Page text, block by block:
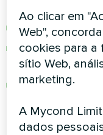
Processar
Não transferir
autorizados
Excluir ou
Transferências
Ao clicar em
Web",
cookies para a
sítio Web,
marketing.
A Mycond
dados